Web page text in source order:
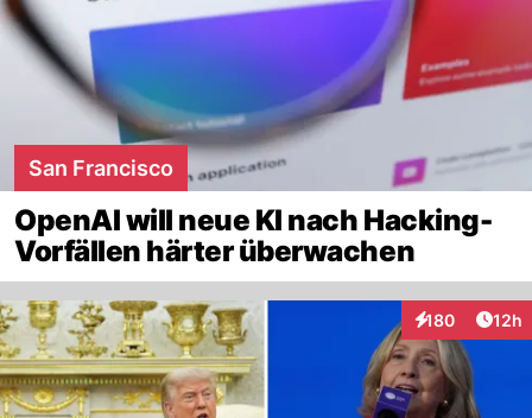
San Francisco
OpenAI will neue KI nach Hacking-
Vorfällen härter überwachen
180
Interaktionen
12h